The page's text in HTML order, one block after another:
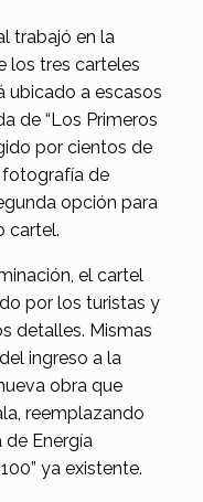
trabajó en la
los tres carteles
ubicado a escasos
de “Los Primeros
por cientos de
fotografía de
opción para
cartel.
el cartel
por los turistas y
detalles. Mismas
ingreso a la
obra que
reemplazando
Energía
ya existente.